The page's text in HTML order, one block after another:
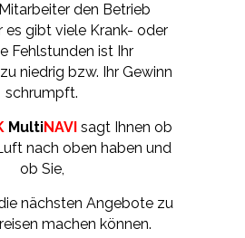
den Betrieb
es gibt viele Krank- oder
Fehlstunden ist Ihr
niedrig bzw. Ihr Gewinn
schrumpft.
MultiNAVI sagt Ihnen ob
nach oben haben und
ob Sie,
nächsten Angebote zu
machen können.